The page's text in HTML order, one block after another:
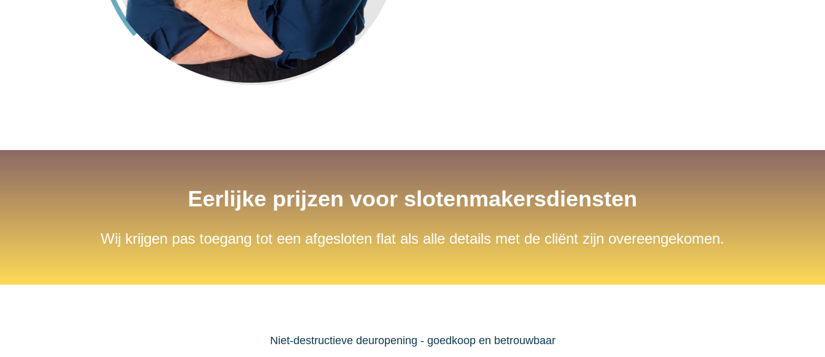
Eerlijke prijzen voor slotenmakersdiensten
Wij krijgen pas toegang tot een afgesloten flat als alle details met de cliënt zijn overeengekomen.
Niet-destructieve deuropening - goedkoop en betrouwbaar